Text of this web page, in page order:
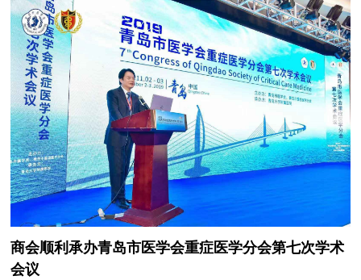
商会顺利承办青岛市医学会重症医学分会第七次学术
会议